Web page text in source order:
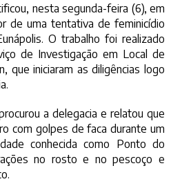
nesta segunda-feira (6), em
de uma tentativa de feminicídio
O trabalho foi realizado
de Investigação em Local de
que iniciaram as diligências logo
a delegacia e relatou que
com golpes de faca durante um
conhecida como Ponto do
no rosto e no pescoço e